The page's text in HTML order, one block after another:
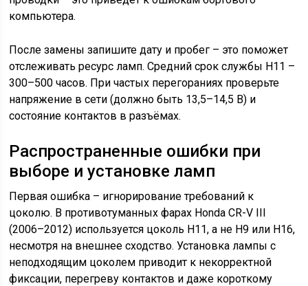
компьютера.
После замены запишите дату и пробег – это поможет
отслеживать ресурс ламп. Средний срок службы H11 –
300–500 часов. При частых перегораниях проверьте
напряжение в сети (должно быть 13,5–14,5 В) и
состояние контактов в разъёмах.
Распространенные ошибки при
выборе и установке ламп
Первая ошибка – игнорирование требований к
цоколю. В противотуманных фарах Honda CR-V III
(2006–2012) используется цоколь H11, а не H9 или H16,
несмотря на внешнее сходство. Установка лампы с
неподходящим цоколем приводит к некорректной
фиксации, перегреву контактов и даже короткому